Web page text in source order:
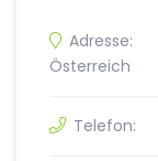
Adresse:
Österreich
Telefon: